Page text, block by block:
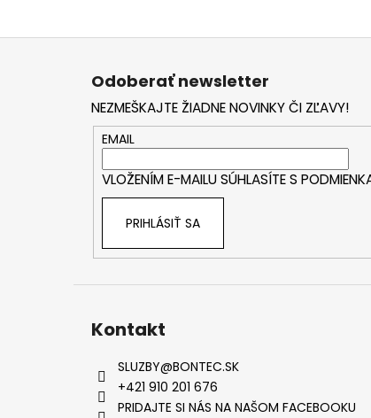
Z
Odoberať newsletter
NEZMEŠKAJTE ŽIADNE NOVINKY ČI ZĽAVY!
EMAIL
VLOŽENÍM E-MAILU SÚHLASÍTE S
PRIHLÁSIŤ SA
Kontakt
SLUZBY@BONTEC.SK
+421 910 201 676
PRIDAJTE SI NÁS NA NAŠOM FACEBOOKU